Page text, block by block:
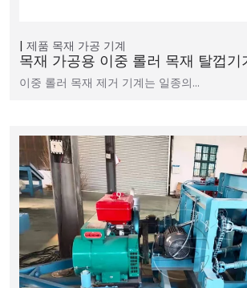
제품 목재 가공 기계
목재 가공용 이중 롤러 목재 탈껍기
이중 롤러 목재 제거 기계는 일종의…